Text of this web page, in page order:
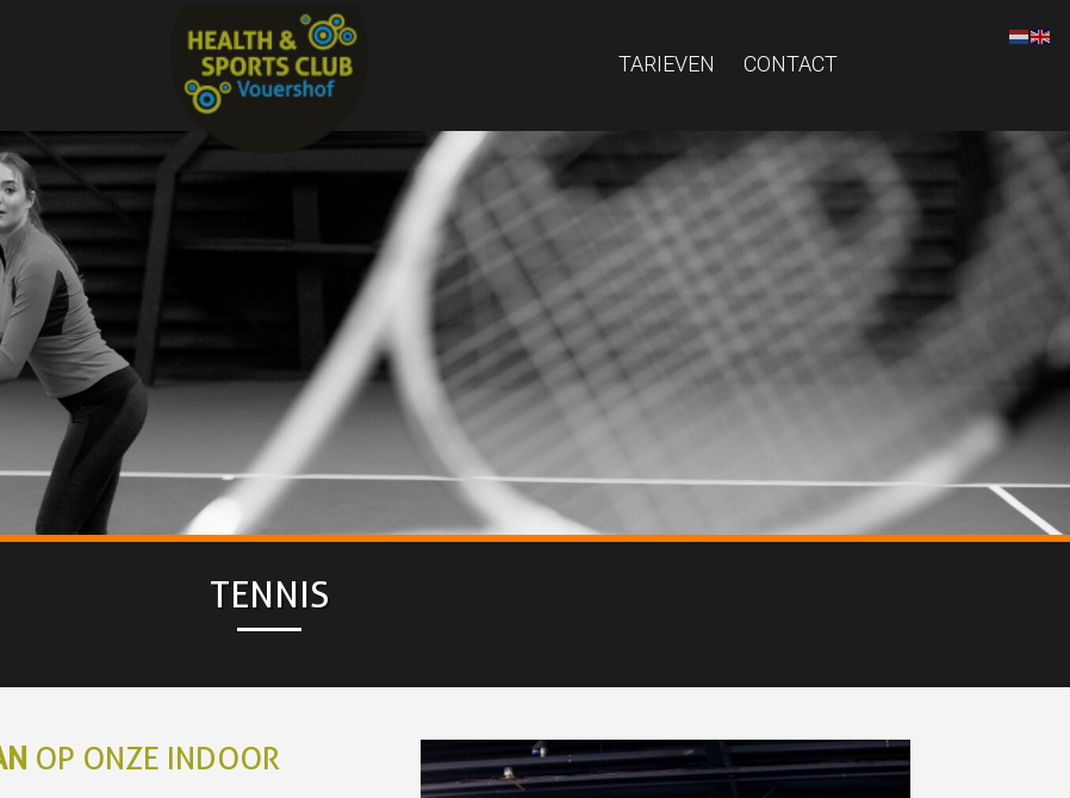
TARIEVEN CONTACT
TENNIS
OP ONZE INDOOR